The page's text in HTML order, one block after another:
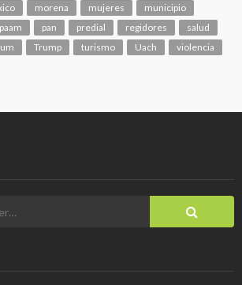
morena mujeres
municipio
paam pan predial regidores
salud
Trump turismo Uach violencia